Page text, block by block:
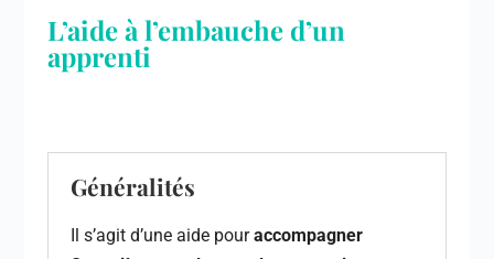
L’aide à l’embauche d’un
apprenti
Généralités
Il s’agit d’une aide pouraccompagner